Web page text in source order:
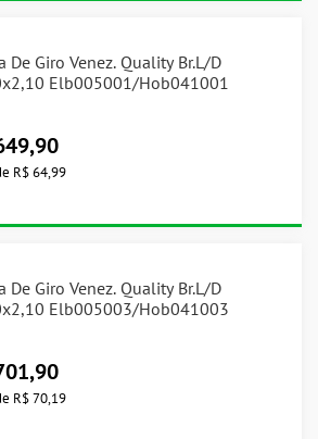
De Giro Venez. Quality Br.L/D
Elb005001/Hob041001
R$ 64,99
De Giro Venez. Quality Br.L/D
Elb005003/Hob041003
R$ 70,19